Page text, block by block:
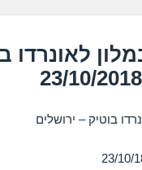
לאונרדו
בוטיק – ירושלים